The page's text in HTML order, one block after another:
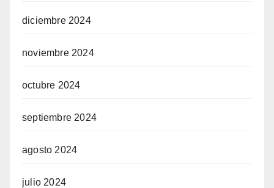
diciembre 2024
noviembre 2024
octubre 2024
septiembre 2024
agosto 2024
julio 2024